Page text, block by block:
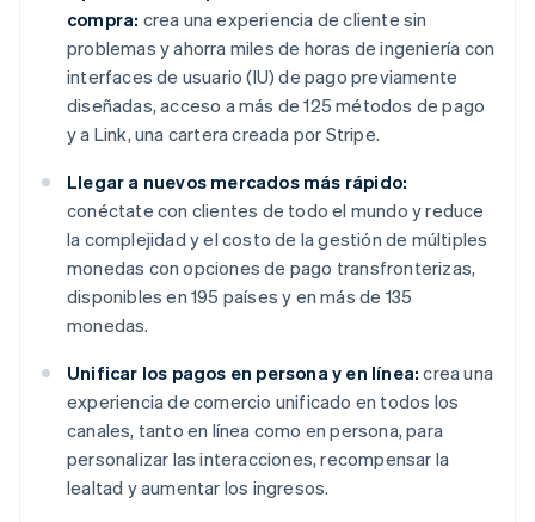
compra: crea una experiencia de cliente sin
problemas y ahorra miles de horas de ingeniería con
interfaces de usuario (IU) de pago previamente
diseñadas, acceso a más de 125 métodos de pago
y a Link, una cartera creada por Stripe.
Llegar a nuevos mercados más rápido:
conéctate con clientes de todo el mundo y reduce
la complejidad y el costo de la gestión de múltiples
monedas con opciones de pago transfronterizas,
disponibles en 195 países y en más de 135
monedas.
Unificar los pagos en persona y en línea: crea una
experiencia de comercio unificado en todos los
canales, tanto en línea como en persona, para
personalizar las interacciones, recompensar la
lealtad y aumentar los ingresos.